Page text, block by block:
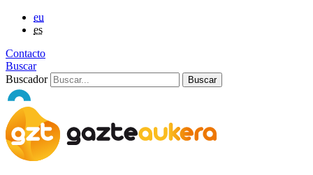
eu
es
Contacto
Buscar
Buscador